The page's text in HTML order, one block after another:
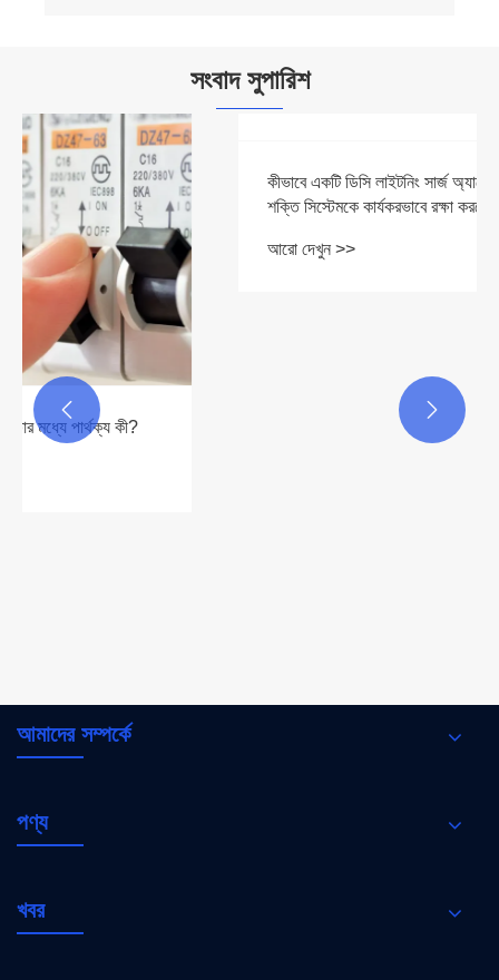
সংবাদ সুপারিশ
 
আমাদের সম্পর্কে
পণ্য
খবর